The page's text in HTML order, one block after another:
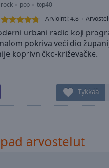
rock pop
top40
Arviointi:4.8
urbani radio koji
pokriva veći dio
koprivničko-križevačke.
Tykkää
arvostelut